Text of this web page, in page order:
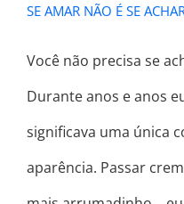
SE AMAR NÃO É SE
Você não precisa se
Durante anos e anos
significava uma única
aparência. Passar